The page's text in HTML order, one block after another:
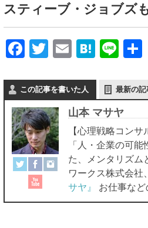
スティーブ・ジョブズ
F
c
e
b
o
o
k
T
tt
er
E
ail
H
e
n
a
Li
e
この記事を書いた人 最新の記
山本 マサヤ
【心理戦略コン
「人・企業の可
た、メンタリズム
ワークス株式会社
サヤ』
お仕事な